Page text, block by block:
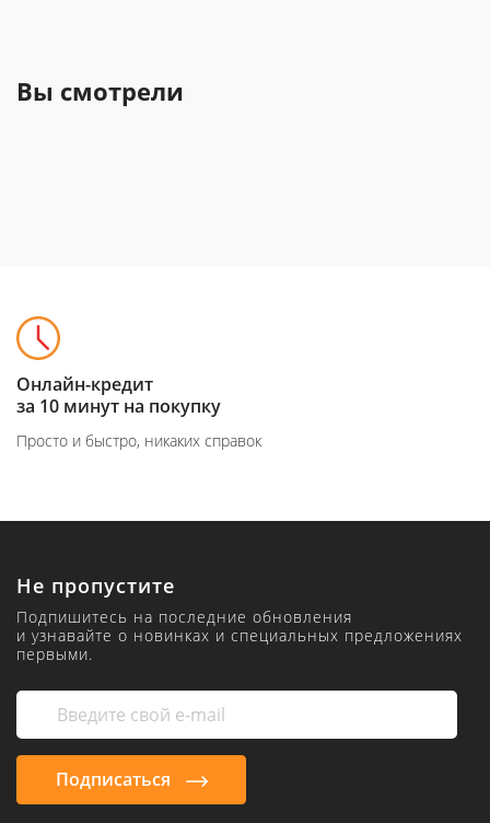
Вы смотрели
Онлайн-кредит
за 10 минут на покупку
Просто и быстро, никаких справок
Не пропустите
Подпишитесь на последние обновления
и узнавайте о новинках и специальных предложениях
первыми.
Подписаться